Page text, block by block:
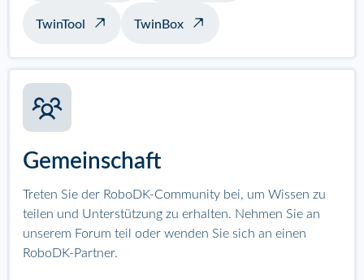
TwinTool TwinBox
Gemeinschaft
Treten Sie der RoboDK-Community bei, um Wissen zu
teilen und Unterstützung zu erhalten. Nehmen Sie an
unserem Forum teil oder wenden Sie sich an einen
RoboDK-Partner.